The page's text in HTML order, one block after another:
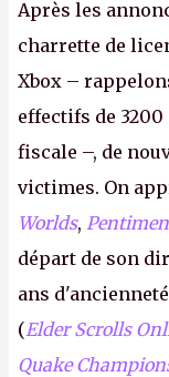
Après les
charrette de
Xbox –
effectifs de
fiscale –, de
victimes. On
Worlds,
départ de son
ans
(Elder Scrolls
Quake